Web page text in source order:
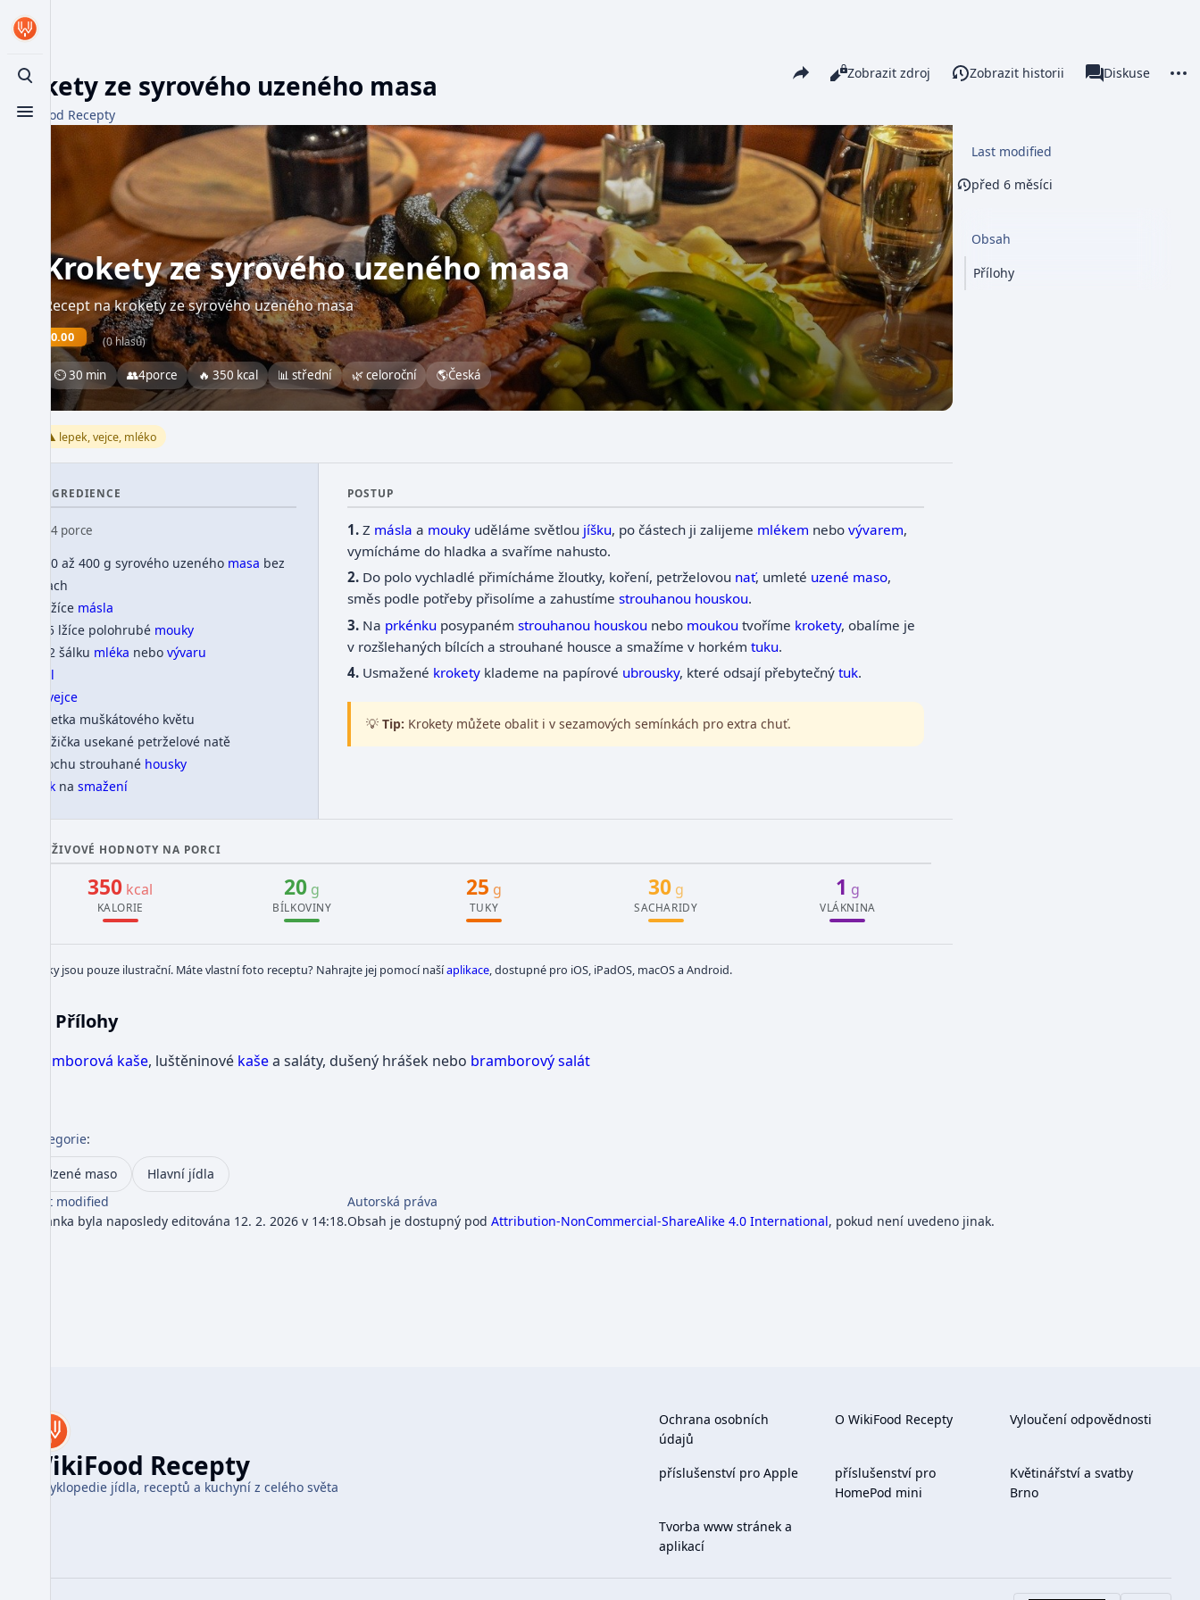
Toggle search
Toggle menu
Krokety ze syrového uzeného masa
Z WikiFood Recepty
Share this pageZobrazení
Číst
Zobrazit zdroj Zobrazit historii associated-pages
Stránka
Diskuse
Krokety ze syrového uzeného masa
Recept na krokety ze syrového uzeného masa
0.00 (0 hlasů)
⏲ 30 min 👥4porce 🔥 350 kcal 📊 střední 🌿 celoroční 🌎Česká
⚠️ lepek, vejce, mléko
INGREDIENCE
👥 4 porce
300 až 400 g syrového uzeného masa bez
šlach
1 lžíce másla
1,5 lžíce polohrubé mouky
1/2 šálku mléka nebo vývaru
sůl
vejce
špetka muškátového květu
1 lžička usekané petrželové natě
trochu strouhané housky
tukna smažení
POSTUP
Z másla a moukyuděláme světlou jíšku, po částech ji zalijeme mlékem nebo vývarem,
vymícháme do hladka a svaříme nahusto.
Do polo vychladlé přimícháme žloutky, koření, petrželovou nať, umleté uzené maso,
směs podle potřeby přisolíme a zahustíme strouhanou houskou.
Na prkénku posypaném strouhanou houskou nebo moukou tvoříme krokety, obalíme je
v rozšlehaných bílcích a strouhané housce a smažíme v horkém tuku.
Usmažené kroketyklademe na papírové ubrousky, které odsají přebytečný tuk.
💡Tip: Krokety můžete obalit i v sezamových semínkách pro extra chuť.
VÝŽIVOVÉ HODNOTY NA PORCI
350 kcal
KALORIE
20 g
BÍLKOVINY
25 g
TUKY
30g
SACHARIDY
1 g
VLÁKNINA
Obrázky jsou pouze ilustrační. Máte vlastní foto receptu? Nahrajte jej pomocí našíaplikace, dostupné pro iOS, iPadOS, macOS a Android.
Přílohy
Bramborová kaše, luštěninové kašea saláty, dušený hrášek nebo bramborový salát
Last modified
před 6 měsíci
Obsah
Přílohy
Kategorie:
Uzené maso
Hlavní jídla
Last modified
Stránka byla naposledy editována 12. 2. 2026 v 14:18.
Autorská práva
Obsah je dostupný pod Attribution-NonCommercial-ShareAlike 4.0 International, pokud není uvedeno jinak.
WikiFood Recepty
Encyklopedie jídla, receptů a kuchyní z celého světa
Ochrana osobních
údajů
O WikiFood Recepty Vyloučení odpovědnosti
příslušenství pro Apple
příslušenství pro
HomePod mini
Květinářství a svatby
Brno
Tvorba www stránek a
aplikací